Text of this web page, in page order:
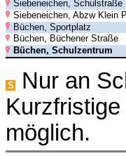
Siebeneichen, Schulstraße
Siebeneichen, Abzw Klein
Büchen, Sportplatz
Büchen, Büchener Straße
Büchen, Schulzentrum
S
Nur an
möglich.